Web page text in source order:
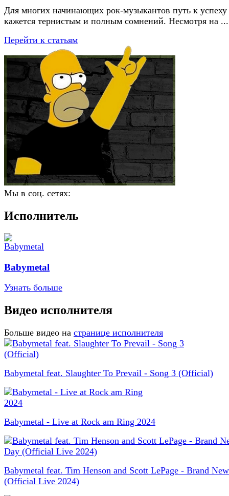
Для многих начинающих рок-музыкантов путь к успеху
кажется тернистым и полным сомнений. Несмотря на ...
Перейти к статьям
Мы в соц. сетях:
Исполнитель
Babymetal
Узнать больше
Видео исполнителя
Больше видео на странице исполнителя
Babymetal feat. Slaughter To Prevail - Song 3 (Official)
Babymetal - Live at Rock am Ring 2024
Babymetal feat. Tim Henson and Scott LePage - Brand
(Official Live 2024)